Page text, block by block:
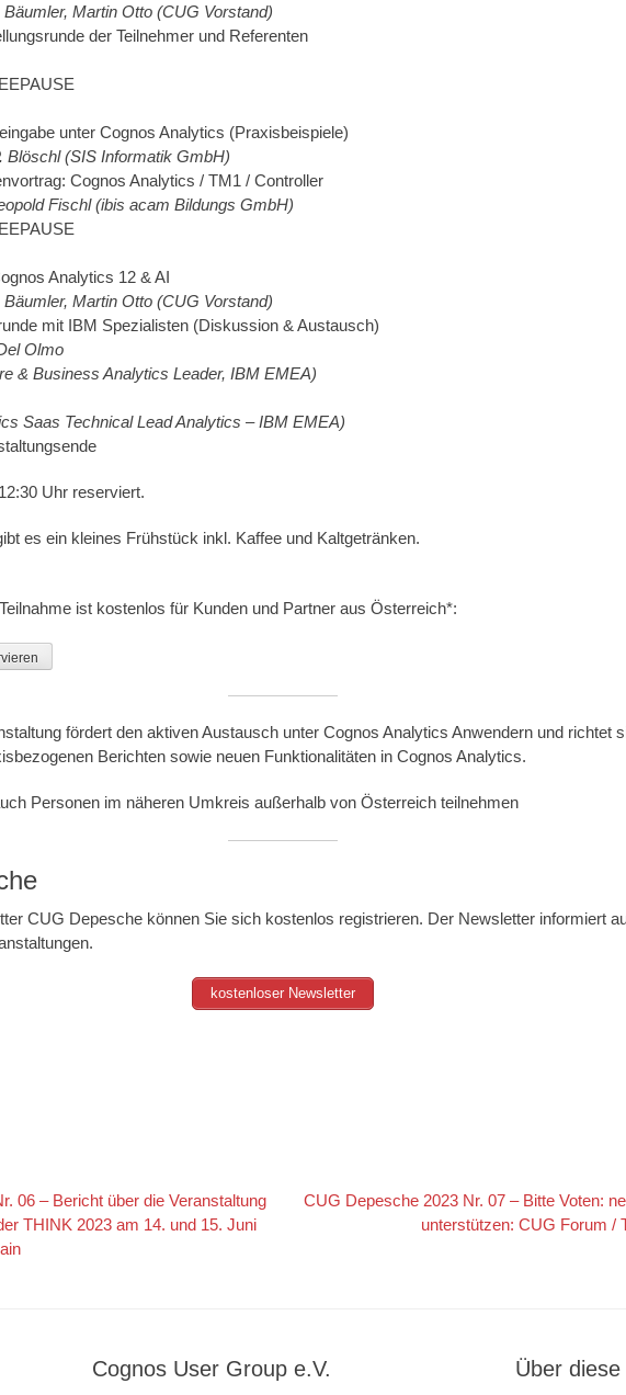
Martin Otto (CUG Vorstand)
der Teilnehmer und Referenten
unter Cognos Analytics (Praxisbeispiele)
Blöschl (SIS Informatik GmbH)
Cognos Analytics / TM1 / Controller
Fischl (ibis acam Bildungs GmbH)
Analytics 12 & AI
Martin Otto (CUG Vorstand)
mit IBM Spezialisten (Diskussion & Austausch)
Olmo
& Business Analytics Leader, IBM EMEA)
Saas Technical Lead Analytics – IBM EMEA)
Uhr reserviert.
es ein kleines Frühstück inkl. Kaffee und Kaltgetränken.
ist kostenlos für Kunden und Partner aus Österreich*:
fördert den aktiven Austausch unter Cognos Analytics Anwendern und richtet
Berichten sowie neuen Funktionalitäten in Cognos Analytics.
Personen im näheren Umkreis außerhalb von Österreich teilnehmen
CUG Depesche können Sie sich kostenlos registrieren. Der Newsletter informiert
kostenloser Newsletter
06 – Bericht über die Veranstaltung
THINK 2023 am 14. und 15. Juni
Nächster
CUG Depesche 2023 Nr. 07 – Bitte Voten:
unterstützen: CUG Forum /
Cognos User Group e.V. Über